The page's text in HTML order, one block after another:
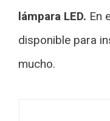
lámpara LED. En
disponible para
mucho.